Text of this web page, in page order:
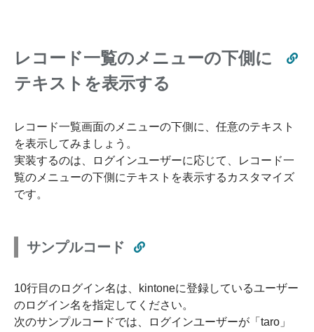
レコード一覧のメニューの下側に
テキストを表示する
レコード一覧画面のメニューの下側に、任意のテキスト
を表示してみましょう。
実装するのは、ログインユーザーに応じて、レコード一
覧のメニューの下側にテキストを表示するカスタマイズ
です。
サンプルコード
10行目のログイン名は、kintoneに登録しているユーザー
のログイン名を指定してください。
次のサンプルコードでは、ログインユーザーが「taro」